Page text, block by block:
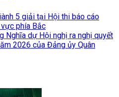
5 giải tại Hội thi báo cáo
phía Bắc
Nghĩa dự Hội nghị ra nghị quyết
2026 của Đảng ủy Quân